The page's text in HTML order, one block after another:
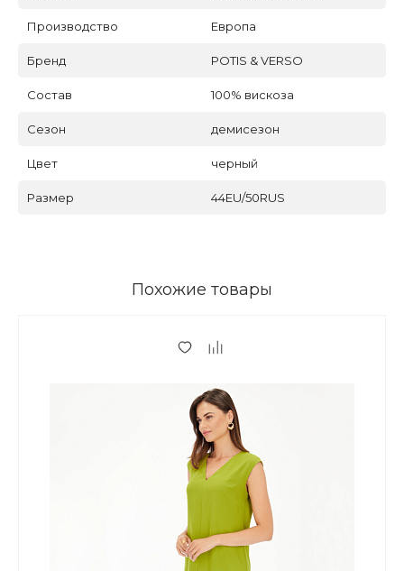
Производство Европа
Бренд POTIS & VERSO
Состав 100% вискоза
Сезон демисезон
Цвет черный
Размер 44EU/50RUS
Похожие товары